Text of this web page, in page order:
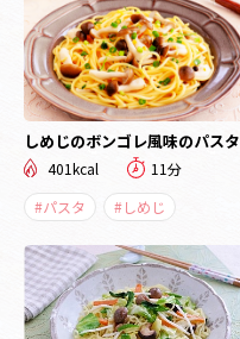
しめじのボンゴレ風味のパスタ
401kcal
11分
#パスタ
#しめじ